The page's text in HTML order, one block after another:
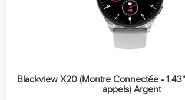
Blackview X20 (Montre Connectée -
appels) Argent